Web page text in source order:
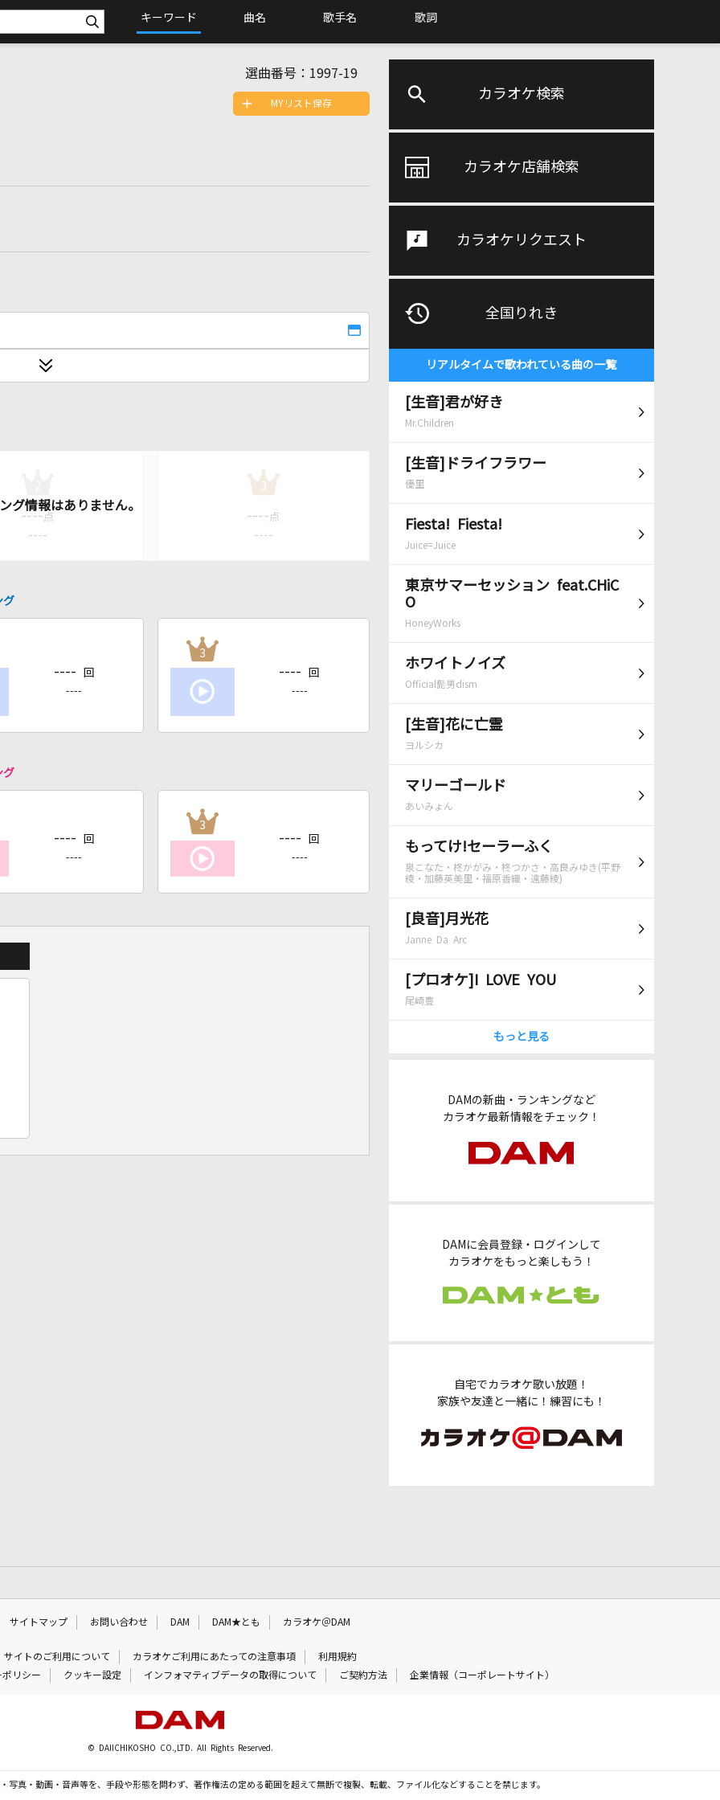
キーワード 曲名 歌手名 歌詞
カラオケ検索
カラオケ店舗検索
カラオケリクエスト
全国りれき
リアルタイムで歌われている曲の一覧
[生音]君が好き
Mr.Children
[生音]ドライフラワー
優里
Fiesta! Fiesta!
Juice=Juice
東京サマーセッション feat.CHiC
O
HoneyWorks
ホワイトノイズ
Official髭男dism
[生音]花に亡霊
ヨルシカ
マリーゴールド
あいみょん
もってけ!セーラーふく
泉こなた・柊かがみ・柊つかさ・高良みゆき(平野
綾・加藤英美里・福原香織・遠藤綾)
[良音]月光花
Janne Da Arc
[プロオケ]I LOVE YOU
尾崎豊
もっと見る
DAMの新曲・ランキングなど
カラオケ最新情報をチェック！
DAMに会員登録・ログインして
カラオケをもっと楽しもう！
自宅でカラオケ歌い放題！
家族や友達と一緒に！練習にも！
選曲番号： 1997-19
MYリスト保存
---- 点
----
3
---- 点
----
グ
---- 回
----
3
---- 回
----
グ
---- 回
----
3
---- 回
----
サイトマップ お問い合わせ DAM DAM★とも カラオケ＠DAM
サイトのご利用について カラオケご利用にあたっての注意事項
利用規約
リシー
クッキー設定 インフォマティブデータの取得について ご契約方法 企業情報（コーポレートサイト）
© DAIICHIKOSHO CO.,LTD. All Rights Reserved.
写真・動画・音声等を、手段や形態を問わず、著作権法の定める範囲を超えて無断で複製、転載、ファイル化などすることを禁じます。